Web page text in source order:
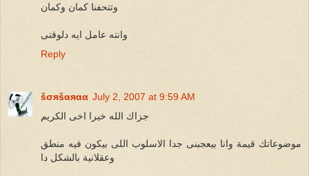
وتتحفنا كمان وكمان
وانته عامل ايه دلوقتى
Reply
šσяšαяαα July 2, 2007 at 9:59 AM
جزاك الله خيرا اخى الكريم
موضوعاتك قيمة وانا بيعجبنى جدا الاسلوب اللى بيكون فيه منطق
وعقلانية بالشكل دا